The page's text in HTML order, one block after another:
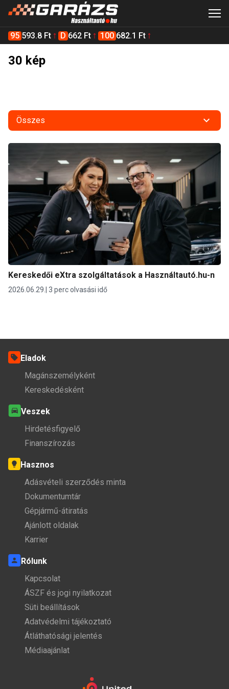
95 593.8 Ft D 662 Ft 100 682.1 Ft
30 kép
Összes
Kereskedői eXtra szolgáltatások a Használtautó.hu-n
2026.06.29. 3 perc olvasási idő
Eladok
Magánszemélyként
Kereskedésként
Veszek
Hirdetésfigyelő
Finanszírozás
Hasznos
Adásvételi szerződés minta
Dokumentumtár
Gépjármű-átiratás
Ajánlott oldalak
Karrier
Rólunk
Kapcsolat
ÁSZF és jogi nyilatkozat
Süti beállítások
Adatvédelmi tájékoztató
Átláthatósági jelentés
Médiaajánlat